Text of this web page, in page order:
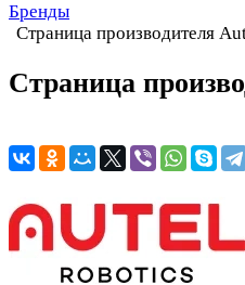
Бренды
Страница производителя
Страница